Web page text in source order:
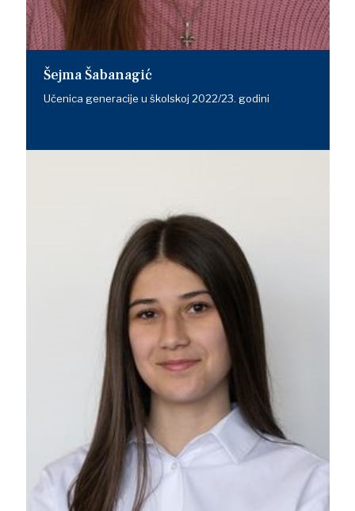
Šejma Šabanagić
Učenica generacije u školskoj 2022/23. godini